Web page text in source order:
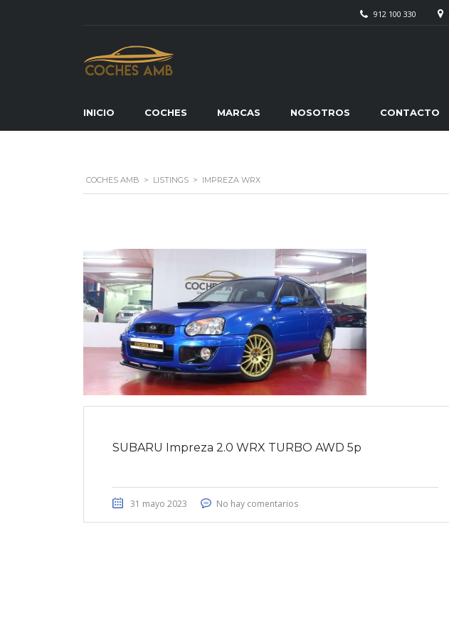
912 100 330
INICIO COCHES MARCAS NOSOTROS CONTACTO
COCHES AMB > LISTINGS > IMPREZA WRX
SUBARU Impreza 2.0 WRX TURBO AWD 5p
31 mayo 2023 No hay comentarios